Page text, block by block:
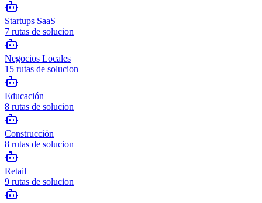
Startups SaaS
7 rutas de solucion
Negocios Locales
15 rutas de solucion
Educación
8 rutas de solucion
Construcción
8 rutas de solucion
Retail
9 rutas de solucion